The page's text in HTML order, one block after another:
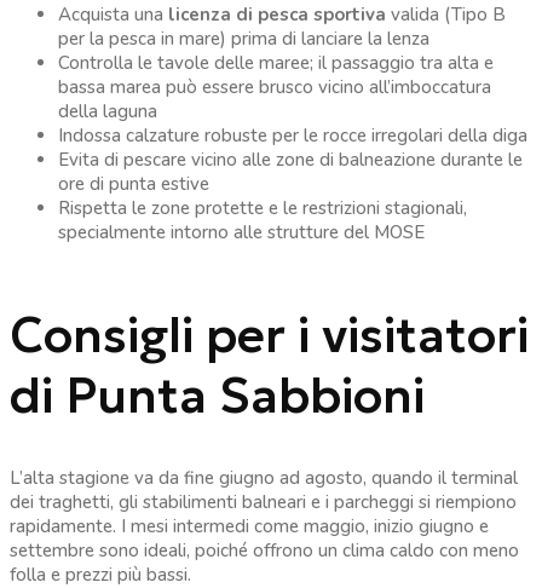
Acquista una licenza di pesca sportiva valida (Tipo B
per la pesca in mare) prima di lanciare la lenza
Controlla le tavole delle maree; il passaggio tra alta e
bassa marea può essere brusco vicino all’imboccatura
della laguna
Indossa calzature robuste per le rocce irregolari della diga
Evita di pescare vicino alle zone di balneazione durante le
ore di punta estive
Rispetta le zone protette e le restrizioni stagionali,
specialmente intorno alle strutture del MOSE
Consigli per i visitatori
di Punta Sabbioni
L’alta stagione va da fine giugno ad agosto, quando il terminal
dei traghetti, gli stabilimenti balneari e i parcheggi si riempiono
rapidamente. I mesi intermedi come maggio, inizio giugno e
settembre sono ideali, poiché offrono un clima caldo con meno
folla e prezzi più bassi.